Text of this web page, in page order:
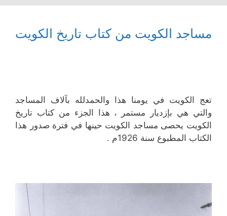
مساجد الكويت من كتاب تاريخ الكويت
تعج الكويت في يومنا هذا والحمدلله بآلاف المساجد
والتي هي بإزديار مستمر ، هذا الجزء من كتاب تاريخ
الكويت يحصى مساجد الكويت حينها في فترة صدور هذا
الكتاب المطبوع سنة 1926م .